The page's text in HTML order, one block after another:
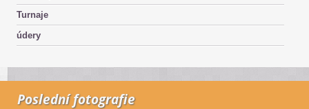
Turnaje
údery
Poslední fotografie